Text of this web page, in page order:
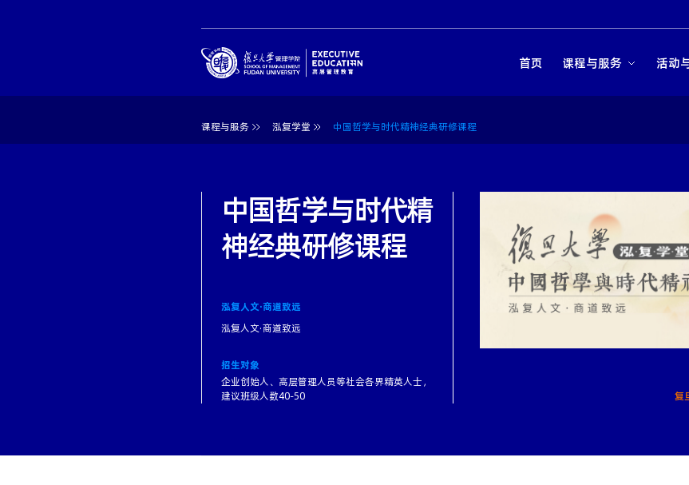
首页 课程与服务 活动
课程与服务 泓复学堂 中国哲学与时代精神经典研修课程
中国哲学与时代精
神经典研修课程
泓复人文·商道致远
泓复人文·商道致远
招生对象
企业创始人、高层管理人员等社会各界精英人士，
建议班级人数40-50
复